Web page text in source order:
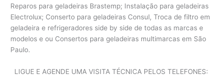
Reparos para geladeiras Brastemp; Instalação para geladeiras
Electrolux; Conserto para geladeiras Consul, Troca de filtro em
geladeira e refrigeradores side by side de todas as marcas e
modelos e ou Consertos para geladeiras multimarcas em São
Paulo.
LIGUE E AGENDE UMA VISITA TÉCNICA PELOS TELEFONES: